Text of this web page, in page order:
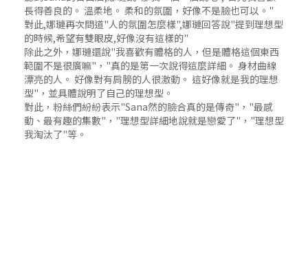
長得善良的。 溫柔地。 柔和的氛圍，好像不是臉也可以。"
對此,娜璉再次問道"人的氛圍怎麼樣",娜璉回答說"提到理想型
的時候,希望有雙眼皮,好像沒有這樣的"
除此之外，娜璉還說"我喜歡有體格的人，但是體格這個東西
範圍不是很廣嘛"，"真的是第一次說得這麼詳細。 身材曲線
漂亮的人。 好像對有肩膀的人很激動。 這好像就是我的理想
型"，並具體說明了自己的理想型。
對此，粉絲們紛紛表示"Sana然的臉合真的是傳奇"，"最感
動、最有趣的集數"，"理想型詳細地說就是戀愛了"，"理想型
我淘汰了"等。